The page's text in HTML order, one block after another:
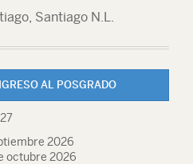
Santiago N.L.
AL POSGRADO
2026
octubre 2026